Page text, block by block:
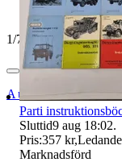
1/7
Auktionsbyra
Parti
Sluttid9 aug 18:02.
Pris:357 kr,
Marknadsförd